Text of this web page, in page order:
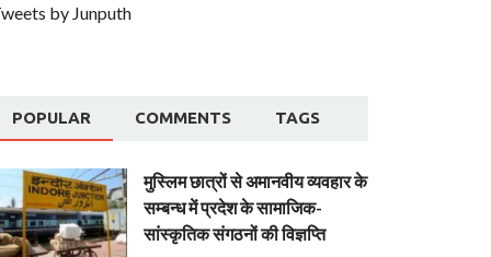
by Junputh
POPULAR COMMENTS TAGS
मुस्लिम छात्रों से अमानवीय व्यवहार के
सम्बन्ध में प्रदेश के सामाजिक-
सांस्कृतिक संगठनों की विज्ञप्ति